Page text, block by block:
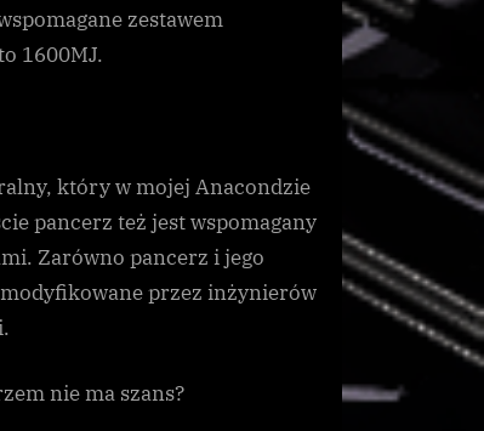
zestawem
1600MJ.
który w mojej Anacondzie
pancerz też jest wspomagany
Zarówno pancerz i jego
przez inżynierów
nie ma szans?